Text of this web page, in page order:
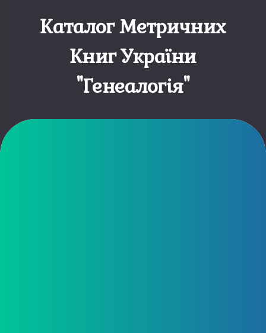
Каталог Метричних
Книг України
"Генеалогія"